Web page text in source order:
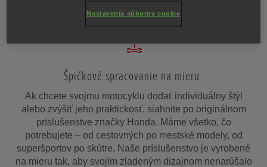
PRISPÔSOBTE SI SVOJE SNY
Špičkové spracovanie na mieru.
Ak chcete svojmu motocyklu dodať individuálny štýl
alebo zvýšiť jeho praktickosť, siahnite po originálnom
príslušenstve značky Honda. Máme všetko, čo
potrebujete – od cestovných po mestské modely, od
superšportov po skútre. Naše príslušenstvo je vyrobené
na mieru tak, aby svojím zladeným dizajnom nenarúšalo
Nastavenia súborov cookie